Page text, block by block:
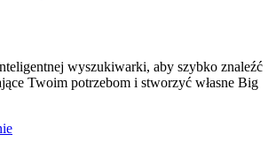
wyszukiwarki, aby szybko znaleźć
Twoim potrzebom i stworzyć własne Big